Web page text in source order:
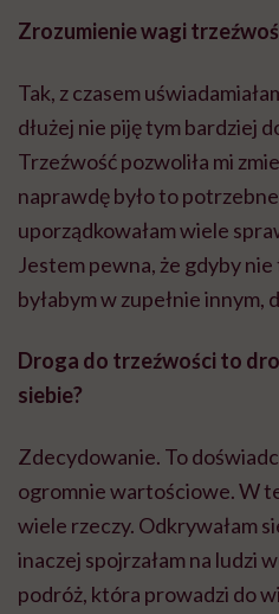
Zrozumienie wagi
Tak, z czasem
dłużej nie piję tym bardziej
Trzeźwość pozwoliła mi
naprawdę było to
uporządkowałam wiele
Jestem pewna, że gdyby
byłabym w zupełnie innym,
Droga do trzeźwości to
siebie?
Zdecydowanie. To
ogromnie wartościowe. W
wiele rzeczy. Odkrywałam
inaczej spojrzałam na ludzi
podróż, która prowadzi do